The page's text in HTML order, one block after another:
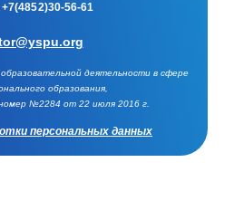
+7(4852)30-56-61
деятельности в сфере
образования,
№2284 от 22 июля 2016 г.
персональных данных